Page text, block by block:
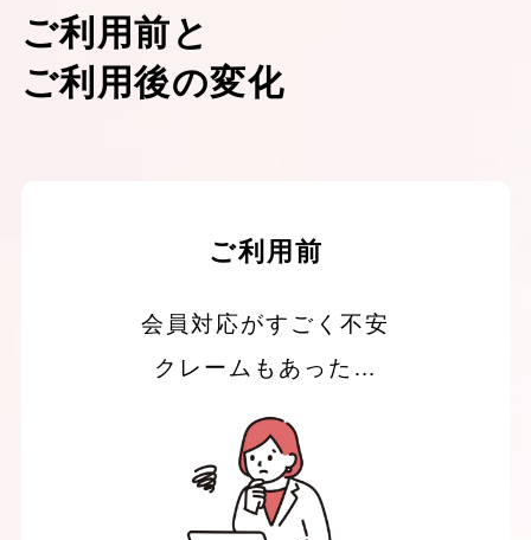
ご利用前と
ご利用後の変化
ご利用前
会員対応がすごく不安
クレームもあった…